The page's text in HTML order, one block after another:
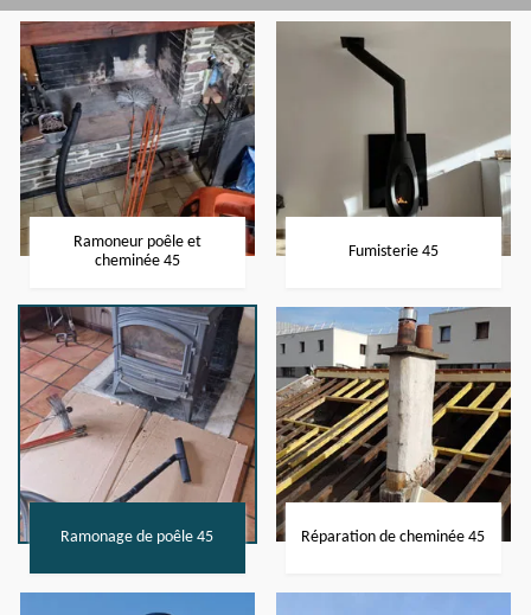
Ramoneur poêle et
cheminée 45
Fumisterie 45
Ramonage de poêle 45 Réparation de cheminée 45